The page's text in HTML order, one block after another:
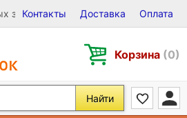
записей на Виниле, CD и DVD
Контакты Доставка Оплата
Корзина (0)
Найти